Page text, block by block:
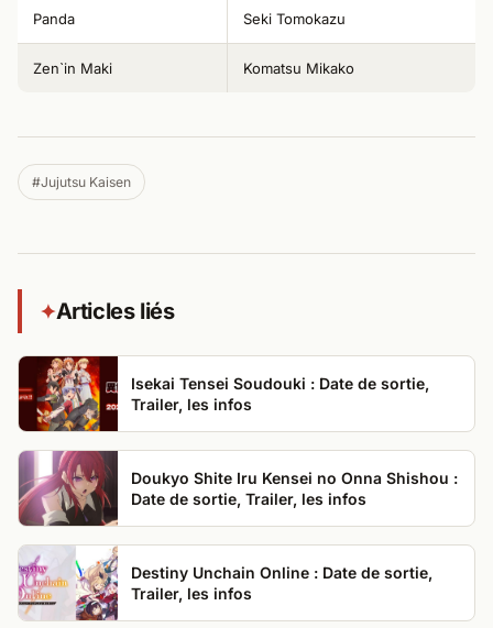
Panda Seki Tomokazu
Zen`in Maki Komatsu Mikako
#Jujutsu Kaisen
✦Articles liés
Isekai Tensei Soudouki : Date de sortie,
Trailer, les infos
Doukyo Shite Iru Kensei no Onna Shishou :
Date de sortie, Trailer, les infos
Destiny Unchain Online : Date de sortie,
Trailer, les infos